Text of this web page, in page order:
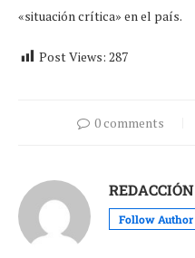
«situación crítica» en el país.
Post Views: 287
0 comments
REDACCIÓN
Follow Author